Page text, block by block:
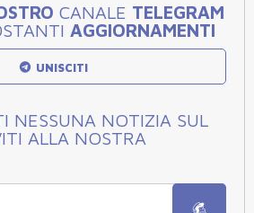
CANALE TELEGRAM
AGGIORNAMENTI
UNISCITI
NESSUNA NOTIZIA SUL
ALLA NOSTRA